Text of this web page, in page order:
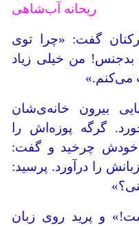
ریحانه آب‌شاهی
گفت: «چرا توی
من خیلی زیاد
می‌کنم.»
بیرون خانه‌‌ی‌شان
گرگه پوزه‌اش را
خودش چرخید و گفت:
را درآورد. پرسید:
و پرید روی زبان